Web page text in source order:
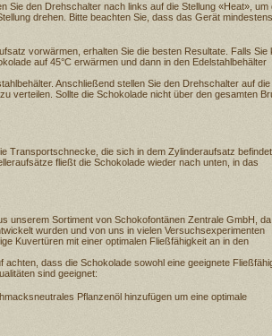
Sie den Drehschalter nach links auf die Stellung «Heat», um
drehen. Bitte beachten Sie, dass das Gerät
vorwärmen, erhalten Sie die besten Resultate. Falls Sie
auf 45°C erwärmen und dann in den Edelstahlbehälter
Anschließend stellen Sie den Drehschalter auf die
verteilen. Sollte die Schokolade nicht über den gesamten
Transportschnecke, die sich in dem Zylinderaufsatz
fließt die Schokolade wieder nach unten, in das
unserem Sortiment von Schokofontänen Zentrale GmbH,
wurden und von uns in vielen Versuchsexperimenten
Kuvertüren mit einer optimalen Fließfähigkeit an in den
dass die Schokolade sowohl eine geeignete
sind geeignet:
Pflanzenöl hinzufügen um eine optimale